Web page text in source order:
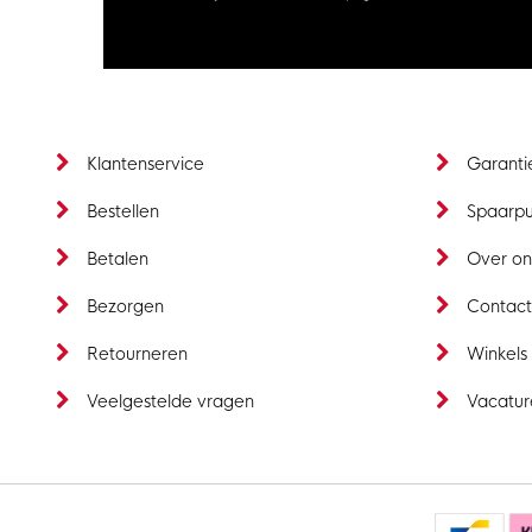
Klantenservice
Bestellen
Betalen
Bezorgen
Retourneren
Veelgestelde vragen
Over
Contact
Winkels